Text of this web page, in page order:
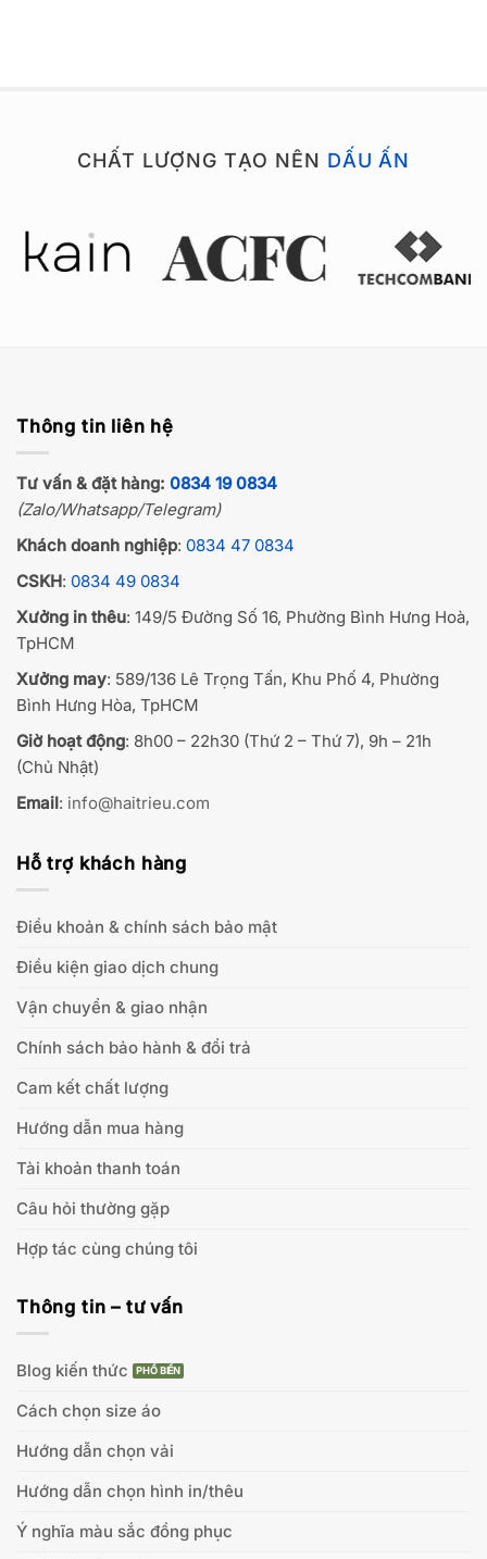
CHẤT LƯỢNG TẠO NÊN DẤU ẤN
Thông tin liên hệ
Tư vấn & đặt hàng: 0834 19 0834
(Zalo/Whatsapp/Telegram)
Khách doanh nghiệp: 0834 47 0834
CSKH: 0834 49 0834
Xưởng in thêu: 149/5 Đường Số 16, Phường Bình Hưng Hoà,
TpHCM
Xưởng may: 589/136 Lê Trọng Tấn, Khu Phố 4, Phường
Bình Hưng Hòa, TpHCM
Giờ hoạt động: 8h00 – 22h30 (Thứ 2 – Thứ 7), 9h – 21h
(Chủ Nhật)
Email: info@haitrieu.com
Hỗ trợ khách hàng
Điều khoản & chính sách bảo mật
Điều kiện giao dịch chung
Vận chuyển & giao nhận
Chính sách bảo hành & đổi trả
Cam kết chất lượng
Hướng dẫn mua hàng
Tài khoản thanh toán
Câu hỏi thường gặp
Hợp tác cùng chúng tôi
Thông tin – tư vấn
Blog kiến thức
Cách chọn size áo
Hướng dẫn chọn vải
Hướng dẫn chọn hình in/thêu
Ý nghĩa màu sắc đồng phục